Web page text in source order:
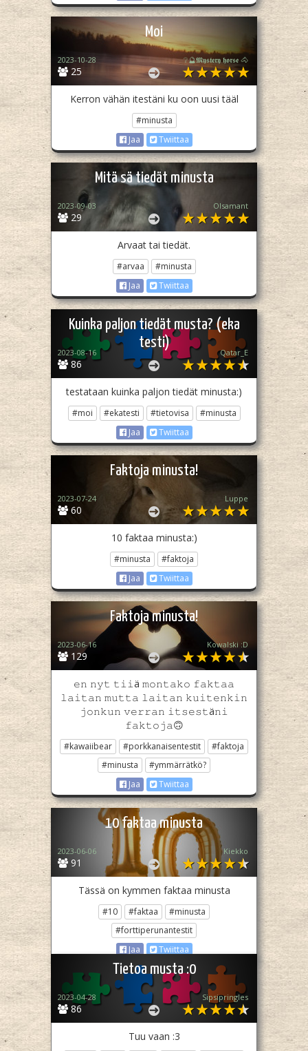
Moi
25
2023-10-28 ❔🔮𝕸𝖞𝖘𝖙𝖊𝖗𝖞 𝖍𝖔𝖗𝖘𝖊 🐴
Kerron vähän itestäni ku oon uusi tääl
#minusta
Jaa
Twiittaa
Mitä sä tiedät minusta
29
2023-09-03 Olsamant
Arvaat tai tiedät.
#arvaa
#minusta
Jaa
Twiittaa
Kuinka paljon tiedät musta? (eka
testi)
86
2023-08-16 Qatar_E
testataan kuinka paljon tiedät minusta:)
#moi #ekatesti #tietovisa
#minusta
Jaa
Twiittaa
Faktoja minusta!
60
2023-07-24 Luppe
10 faktaa minusta:)
#minusta
#faktoja
Jaa
Twiittaa
Faktoja minusta!
129
2023-06-16 Kowalski :D
𝚎𝚗 𝚗𝚢𝚝 𝚝𝚒𝚒ä 𝚖𝚘𝚗𝚝𝚊𝚔𝚘 𝚏𝚊𝚔𝚝𝚊𝚊
𝚕𝚊𝚒𝚝𝚊𝚗 𝚖𝚞𝚝𝚝𝚊 𝚕𝚊𝚒𝚝𝚊𝚗 𝚔𝚞𝚒𝚝𝚎𝚗𝚔𝚒𝚗
𝚓𝚘𝚗𝚔𝚞𝚗 𝚟𝚎𝚛𝚛𝚊𝚗 𝚒𝚝𝚜𝚎𝚜𝚝ä𝚗𝚒
𝚏𝚊𝚔𝚝𝚘𝚓𝚊🙃
#kawaiibear #porkkanaisentestit
#faktoja
#minusta
#ymmärrätkö?
Jaa
Twiittaa
10 faktaa minusta
91
2023-06-06 Kiekko
Tässä on kymmen faktaa minusta
#10 #faktaa
#minusta
#forttiperunantestit
Jaa
Twiittaa
Tietoa musta :0
86
2023-04-28 Sipsipringles
Tuu vaan :3